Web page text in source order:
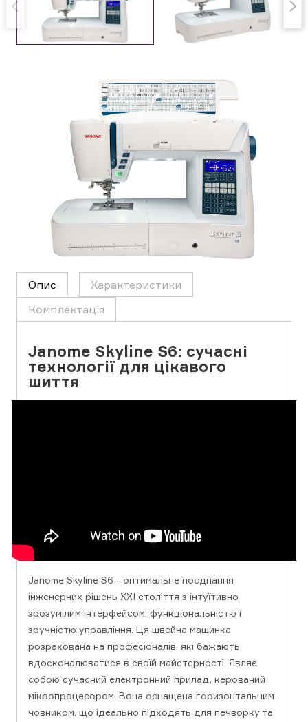
Опис
Характеристики
Комплектація
Janome Skyline S6: сучасні
технології для цікавого
шиття
Janome Skyline S6 - оптимальне поєднання
інженерних рішень XXI століття з інтуїтивно
зрозумілим інтерфейсом, функціональністю і
зручністю управління. Ця швейна машинка
розрахована на професіоналів, які бажають
вдосконалюватися в своїй майстерності. Являє
собою сучасний електронний прилад, керований
мікропроцесором. Вона оснащена горизонтальним
човником, що ідеально підходять для печворку та